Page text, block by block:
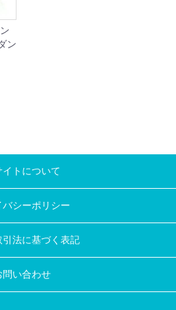
ン
イトについて
バシーポリシー
引法に基づく表記
問い合わせ